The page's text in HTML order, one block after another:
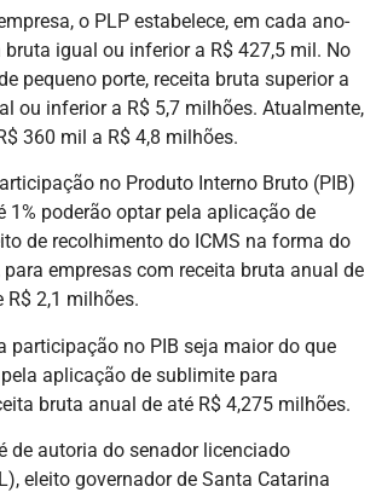
o PLP estabelece, em cada ano-
bruta igual ou inferior a R$ 427,5 mil. No
pequeno porte, receita bruta superior a
ou inferior a R$ 5,7 milhões. Atualmente,
360 mil a R$ 4,8 milhões.
no Produto Interno Bruto (PIB)
1% poderão optar pela aplicação de
de recolhimento do ICMS na forma do
empresas com receita bruta anual de
2,1 milhões.
participação no PIB seja maior do que
aplicação de sublimite para
bruta anual de até R$ 4,275 milhões.
de autoria do senador licenciado
eleito governador de Santa Catarina